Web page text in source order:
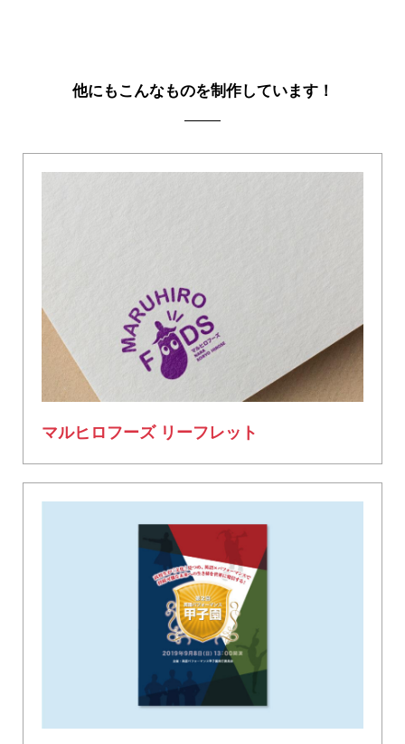
他にもこんなものを制作しています！
マルヒロフーズ リーフレット